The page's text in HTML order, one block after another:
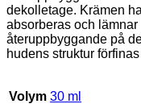
dekolletage. Krämen
absorberas och
återuppbyggande på
hudens struktur
Volym 30 ml